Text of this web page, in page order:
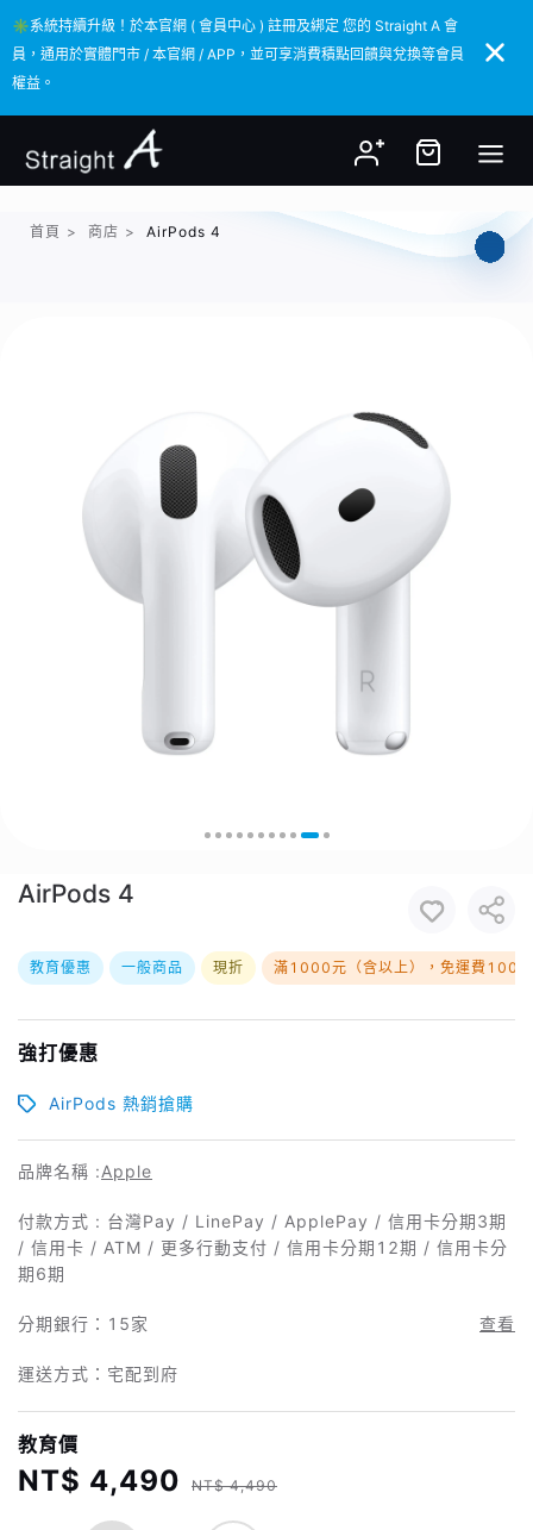
✳️系統持續升級！於本官網 ( 會員中心 ) 註冊及綁定 您的 Straight A 會
員，通用於實體門市 / 本官網 / APP，並可享消費積點回饋與兌換等會員
權益。
✳️系統持續升級！於本官網 ( 會員中心 ) 註冊及綁定 您的 Straight A 會
員，通用於實體門市 / 本官網 / APP，並可享消費積點回饋與兌換等會員
權益。
首頁 > 商店 > AirPods 4
AirPods 4
教育優惠 一般商品 現折 滿1000元（含以上），免運費100元
強打優惠
AirPods 熱銷搶購
品牌名稱 :Apple
付款方式 : 台灣Pay / LinePay / ApplePay / 信用卡分期3期
/ 信用卡 / ATM / 更多行動支付 / 信用卡分期12期 / 信用卡分
期6期
分期銀行： 15家 查看
運送方式：宅配到府
教育價
NT$ 4,490 NT$ 4,490